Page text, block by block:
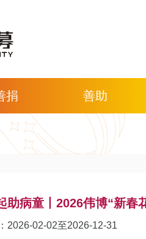
捐 善助
助病童丨2026伟博“新春
2026-02-02至2026-12-31